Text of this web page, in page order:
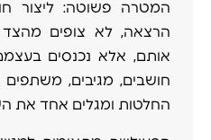
המטרה פשוטה: ליצור
הרצאה, לא צופים
אותם, אלא נכנסים
חושבים, מגיבים,
החלטות ומגלים אחד את